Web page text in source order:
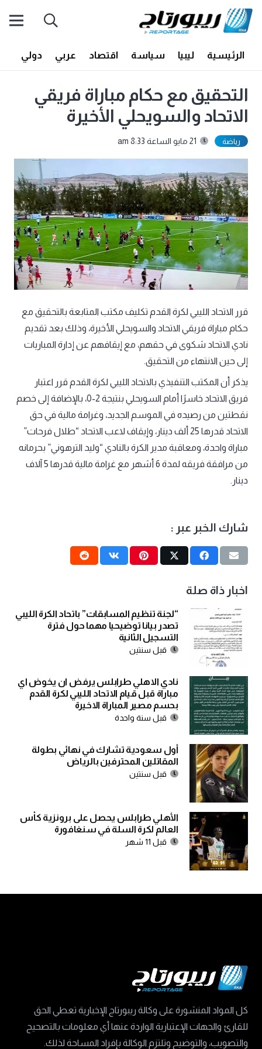
الرئيسية ليبيا سياسة اقتصاد عربي دولي
التحقيق مع حكام مباراة فريقي
الاتحاد والسويحلي الأخيرة
رياضة 21 مايو الساعة 8:33 am
قرر الاتحاد الليبي لكرة القدم تكليف مكتب المتابعة بالتحقيق مع
حكام مباراة فريقي الاتحاد والسويحلي الأخيرة، وذلك بعد تقديم
نادي الاتحاد شكوى في حقهم، مع إيقافهم عن إدارة المباريات
إلى حين الانتهاء من التحقيق.
يذكر أن المكتب التنفيذي بالاتحاد الليبي لكرة القدم قرر اعتبار
فريق الاتحاد خاسرًا أمام السويحلي بنتيجة 2-0، بالإضافة إلى خصم
نقطتين من رصيده في الموسم الجديد، وغرامة مالية في حق
الاتحاد قدرها 25 ألف دينار، وإيقاف لاعب الاتحاد “طلال فرحات”
مباراة واحدة، ومعاقبة مدير الكرة بالنادي “وليد الترهوني” بحرمانه
من مرافقة فريقه لمدة 6 أشهر مع غرامة مالية قدرها 5 آلاف
دينار.
شارك الخبر عبر :
اخبار ذاة صلة
“لجنة تنظيم المسابقات” باتحاد الكرة الليبي
تصدر بيانا توضيحيا مهما حول فترة
التسجيل الثانية
قبل سنتين
نادي الاهلي طرابلس يرفض ان يخوض اي
مباراة قبل قيام الاتحاد الليبي لكرة القدم
بحسم مصير المباراة الاخيرة
قبل سنة واحدة
أول سعودية تشارك في نهائي بطولة
المقاتلين المحترفين بالرياض
قبل سنتين
الأهلي طرابلس يحصل على برونزية كأس
العالم لكرة السلة في سنغافورة
قبل 11 شهر
كل المواد المنشورة على وكالة ريبورتاج الإخبارية تعطي الحق
للقارئ والجهات الإعتبارية الواردة عنها أي معلومات بالتصحيح
والتصويب، والتوضيح وتلتزم الوكالة بإفراد المساحة لذلك.